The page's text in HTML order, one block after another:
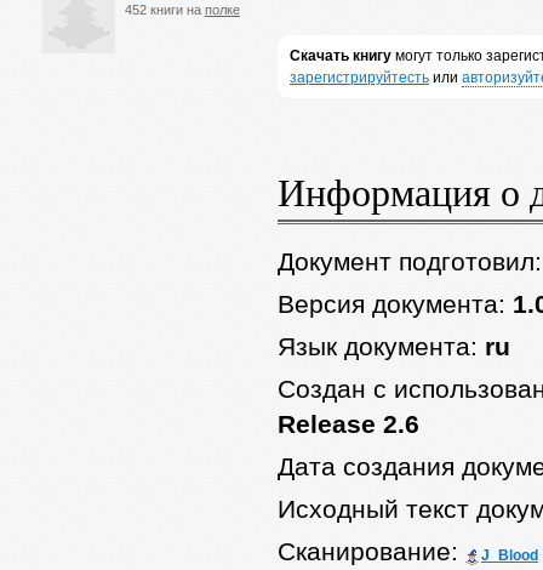
452 книги на полке
Скачать книгумогут только
зарегистрируйтестьили
Информация о
Документ
Версия документа:
Язык документа: ru
Создан с
Release 2.6
Дата создания
Исходный текст
Сканирование:
J_Blood